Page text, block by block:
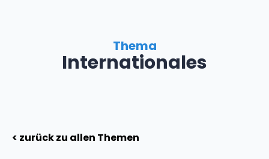
Thema
Internationales
< zurück zu allen Themen